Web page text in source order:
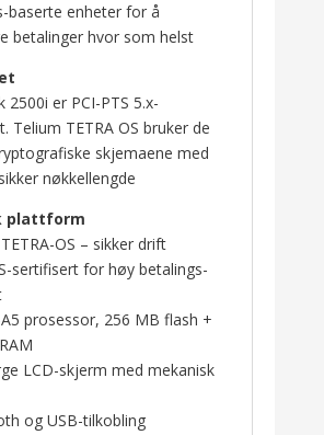
baserte enheter for å
betalinger hvor som helst
2500i er PCI-PTS 5.x-
Telium TETRA OS bruker de
skjemaene med
nøkkellengde
plattform
OS – sikker drift
sertifisert for høy betalings­
prosessor, 256 MB flash +
LCD-skjerm med mekanisk
og USB-tilkobling